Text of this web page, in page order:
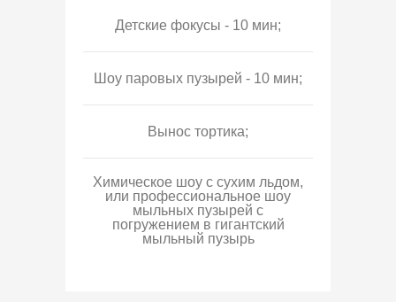
Детские фокусы - 10 мин;
Шоу паровых пузырей - 10 мин;
Вынос тортика;
Химическое шоу с сухим льдом,
или профессиональное шоу
мыльных пузырей с
погружением в гигантский
мыльный пузырь